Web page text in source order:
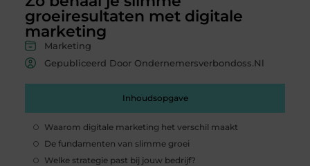
groeiresultaten met digitale
marketing
Marketing
Gepubliceerd Door Ondernemersverbondoss.nl
Inhoudsopgave
Waarom digitale marketing het verschil maakt
De fundamenten van slimme groei
Welke strategie past bij jouw bedrijf?